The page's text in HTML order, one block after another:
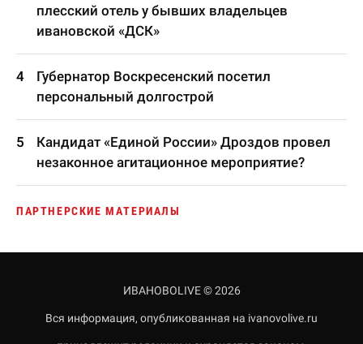
плесский отель у бывших владельцев
ивановской «ДСК»
Губернатор Воскресенский посетил
персональный долгострой
Кандидат «Единой России» Дроздов провел
незаконное агитационное мероприятие?
ПАРТНЕРСКИЕ МАТЕРИАЛЫ
ИВАНОВОLIVE © 2026
Вся информация, опубликованная на ivanovolive.ru